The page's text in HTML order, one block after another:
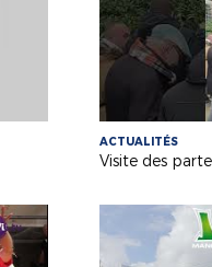
ACTUALITÉS
Visite des